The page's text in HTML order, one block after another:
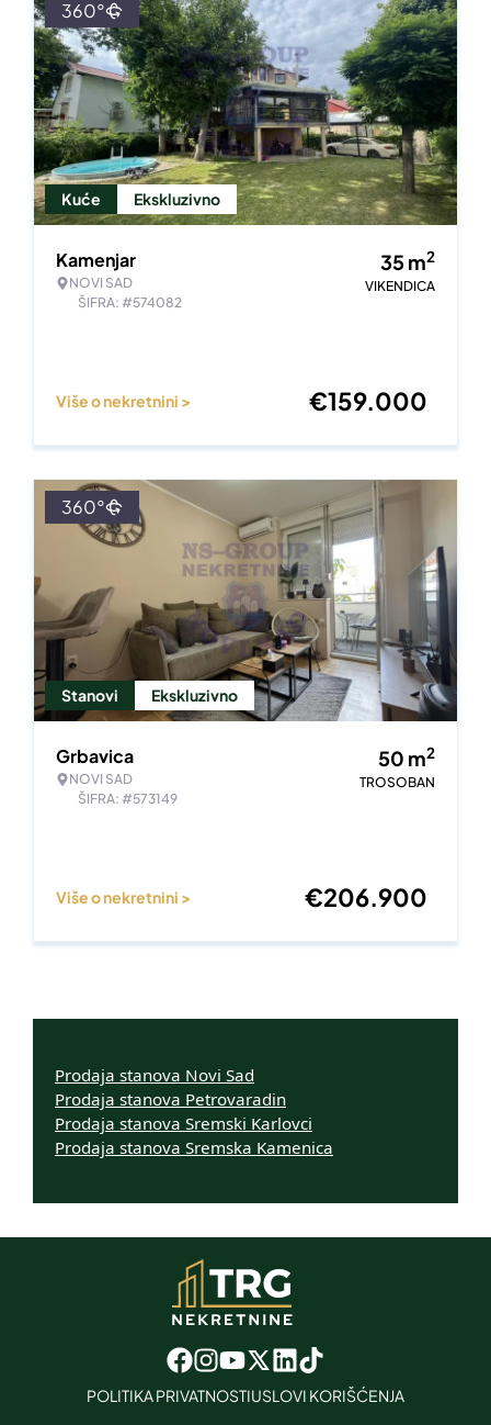
Kuće Ekskluzivno
360°
Kamenjar
NOVI SAD
ŠIFRA: #574082
35m2
VIKENDICA
Više o nekretnini > €159.000
Stanovi Ekskluzivno
360°
Grbavica
NOVI SAD
ŠIFRA: #573149
50 m2
TROSOBAN
Više o nekretnini > €206.900
Prodaja stanova Novi Sad
Prodaja stanova Petrovaradin
Prodaja stanova Sremski Karlovci
Prodaja stanova Sremska Kamenica
POLITIKA PRIVATNOSTIUSLOVI KORIŠĆENJA